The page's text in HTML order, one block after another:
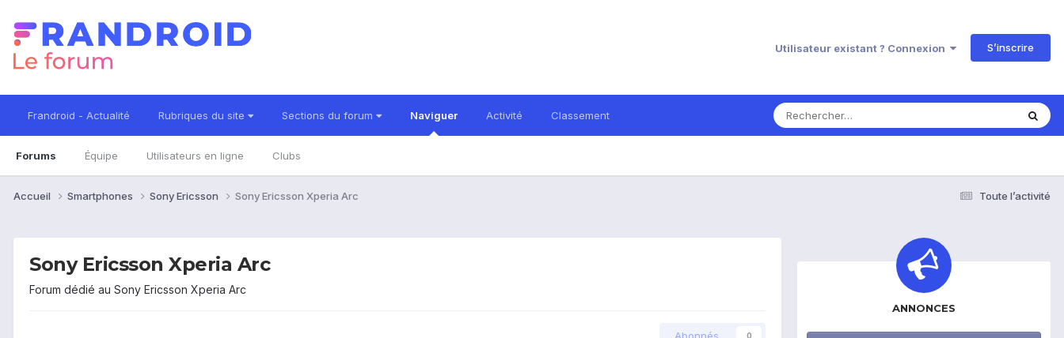
Utilisateur existant ? Connexion S’inscrire
Frandroid - Actualité Rubriques du site Sections du forum Naviguer
Forums Équipe Utilisateurs en ligne Clubs
Activité Classement
Toute l’activité
Accueil Smartphones Sony Ericsson Sony Ericsson Xperia Arc
Sony Ericsson Xperia Arc
Forum dédié au Sony Ericsson Xperia Arc
Abonnés 0
ANNONCES